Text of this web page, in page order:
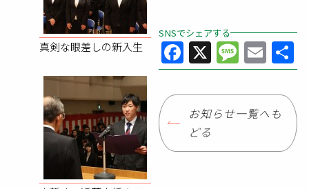
真剣な眼差しの新入生
SNSでシェアする
Facebook
X
お知らせ一覧へも
どる